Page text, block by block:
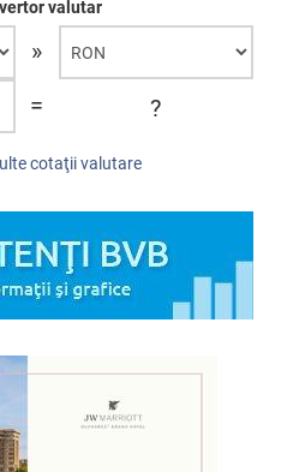
valutar
»
=
?
cotaţii valutare